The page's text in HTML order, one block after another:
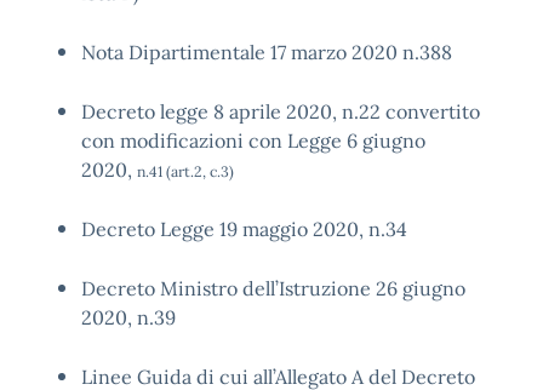
Nota Dipartimentale 17 marzo 2020 n.388
Decreto legge 8 aprile 2020, n.22 convertito
con modificazioni con Legge 6 giugno
2020, n.41 (art.2, c.3)
Decreto Legge 19 maggio 2020, n.34
Decreto Ministro dell’Istruzione 26 giugno
2020, n.39
Linee Guida di cui all’Allegato A del Decreto